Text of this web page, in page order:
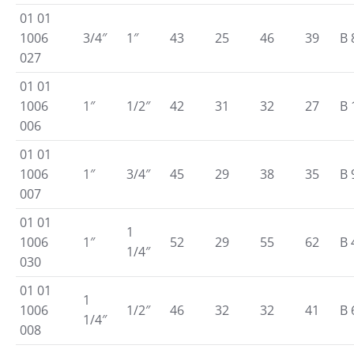
01 01
1006
027
3/4″ 1″ 43 25 46 39 B
01 01
1006
006
1″ 1/2″ 42 31 32 27 B
01 01
1006
007
1″ 3/4″ 45 29 38 35 B
01 01
1006
030
1″
1
1/4″
52 29 55 62 B
01 01
1006
008
1
1/4″
1/2″ 46 32 32 41 B